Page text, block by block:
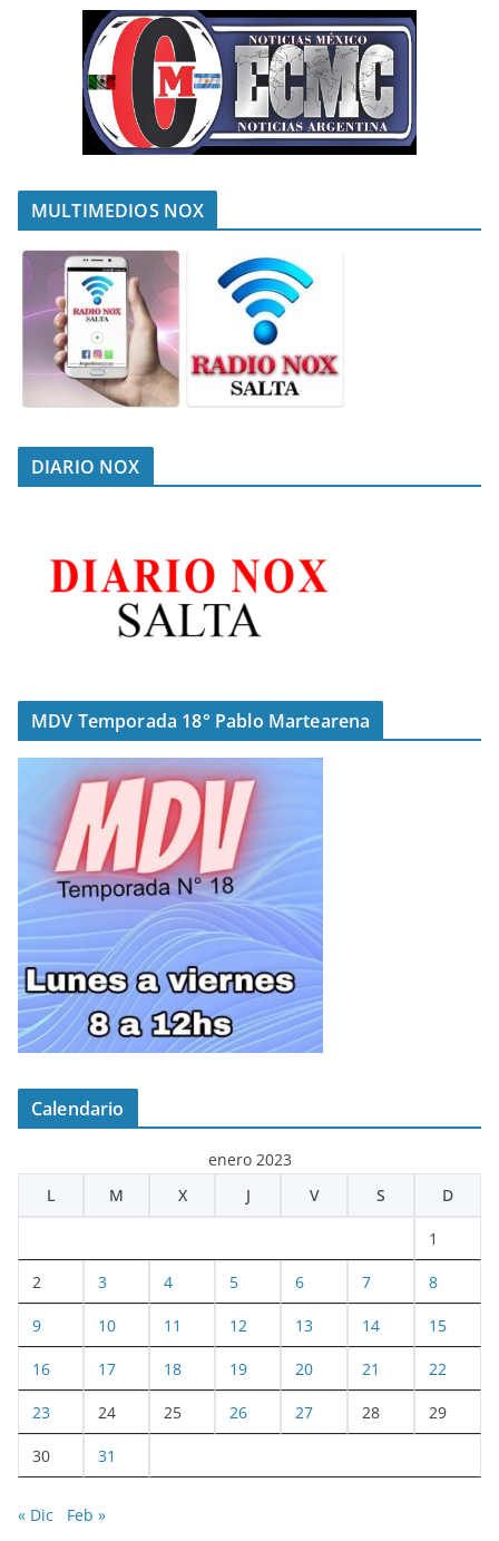
MULTIMEDIOS NOX
DIARIO NOX
MDV Temporada 18° Pablo Martearena
Calendario
enero 2023
L
M X J V S D
1
2 3 4 5 6 7 8
9 10 11 12 13 14 15
16 17 18 19 20 21 22
23 24 25 26 27 28 29
30 31
« Dic Feb »